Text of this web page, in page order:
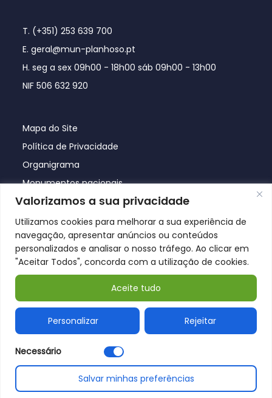
Valorizamos a sua privacidade
Utilizamos cookies para melhorar a sua experiência de
navegação, apresentar anúncios ou conteúdos
personalizados e analisar o nosso tráfego. Ao clicar em
"Aceitar Todos", concorda com a utilização de cookies.
Personalizar Rejeitar
Aceite tudo
Necessário
Salvar minhas preferências
T. (+351) 253 639 700
E. geral@mun-planhoso.pt
H. seg a sex 09h00 - 18h00 sáb 09h00 - 13h00
NIF 506 632 920
Mapa do Site
Política de Privacidade
Organigrama
Monumentos nacionais
© Póvoa de Lanhoso 2026